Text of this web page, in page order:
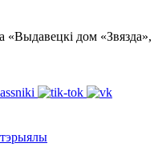
«Выдавецкі дом «Звязда»,